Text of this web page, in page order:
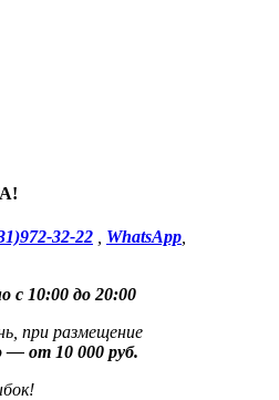
32-22 WhatsApp
с 10:00 до 20:00
при размещение
— от 10 000 руб.